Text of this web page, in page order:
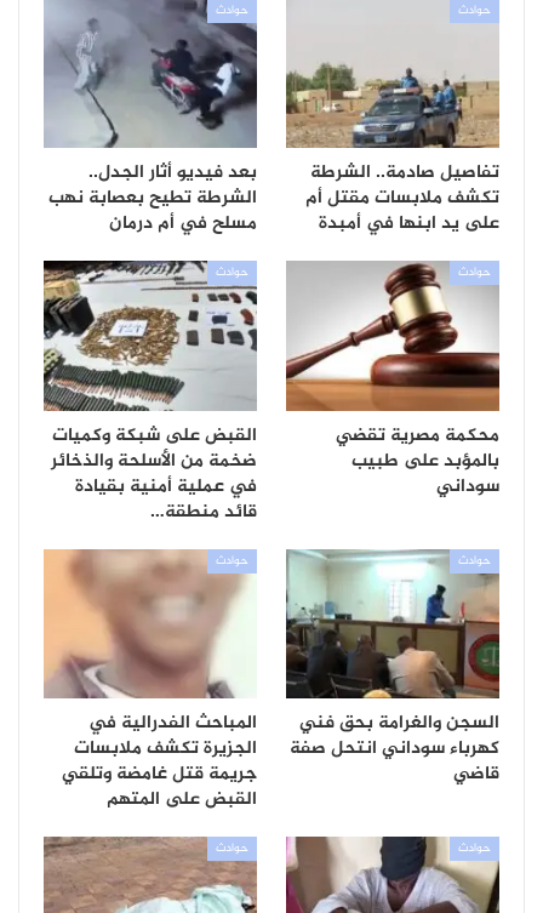
حوادث
تفاصيل صادمة.. الشرطة
تكشف ملابسات مقتل أم
على يد ابنها في أمبدة
حوادث
بعد فيديو أثار الجدل..
الشرطة تطيح بعصابة نهب
مسلح في أم درمان
حوادث
محكمة مصرية تقضي
بالمؤبد على طبيب
سوداني
حوادث
القبض على شبكة وكميات
ضخمة من الأسلحة والذخائر
في عملية أمنية بقيادة
قائد منطقة…
حوادث
السجن والغرامة بحق فني
كهرباء سوداني انتحل صفة
قاضي
حوادث
المباحث الفدرالية في
الجزيرة تكشف ملابسات
جريمة قتل غامضة وتلقي
القبض على المتهم
حوادث حوادث